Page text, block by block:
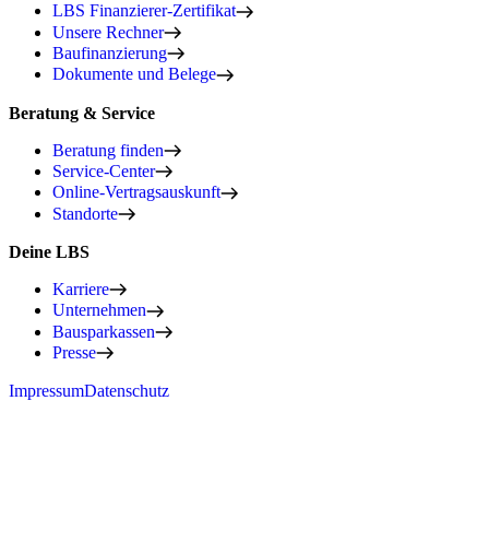
LBS Finanzierer-Zertifikat
Unsere Rechner
Baufinanzierung
Dokumente und Belege
Beratung & Service
Beratung finden
Service-Center
Online-Vertragsauskunft
Standorte
Deine LBS
Karriere
Unternehmen
Bausparkassen
Presse
ImpressumDatenschutz